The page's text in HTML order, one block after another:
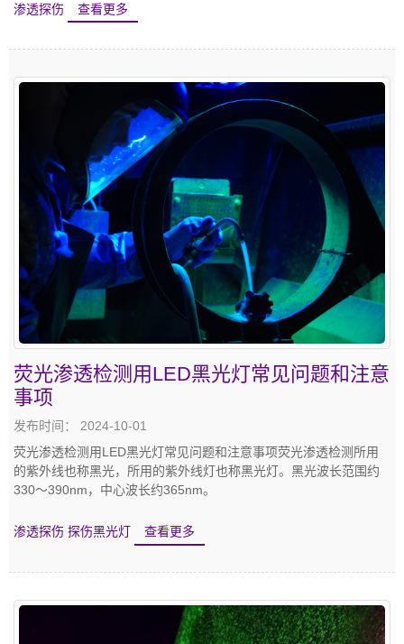
渗透探伤 查看更多
荧光渗透检测用LED黑光灯常见问题和注意
事项
发布时间： 2024-10-01
荧光渗透检测用LED黑光灯常见问题和注意事项荧光渗透检测所用
的紫外线也称黑光，所用的紫外线灯也称黑光灯。黑光波长范围约
330～390nm，中心波长约365nm。
渗透探伤 探伤黑光灯 查看更多